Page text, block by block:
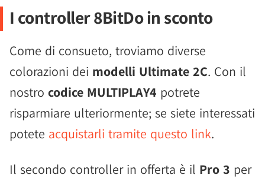
I controller 8BitDo in sconto
Come di consueto, troviamo diverse
colorazioni dei modelli Ultimate 2C. Con il
nostro codice MULTIPLAY4 potrete
risparmiare ulteriormente; se siete interessati
potete acquistarli tramite questo link.
Il secondo controller in offerta è il Pro 3 per